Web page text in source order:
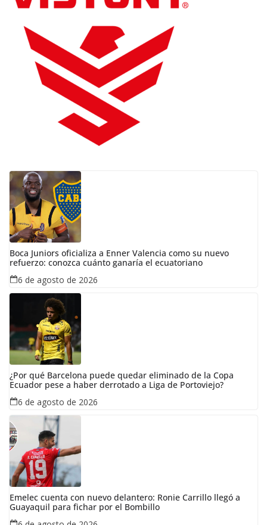
Boca Juniors oficializa a Enner Valencia como su nuevo
refuerzo: conozca cuánto ganaría el ecuatoriano
6 de agosto de 2026
¿Por qué Barcelona puede quedar eliminado de la Copa
Ecuador pese a haber derrotado a Liga de Portoviejo?
6 de agosto de 2026
Emelec cuenta con nuevo delantero: Ronie Carrillo llegó a
Guayaquil para fichar por el Bombillo